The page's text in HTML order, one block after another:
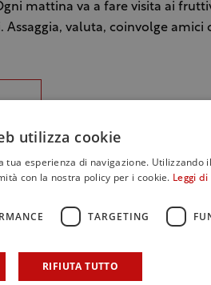
mattina va a fare visita ai
valuta, coinvolge amici
utilizza cookie
esperienza di navigazione. Utilizzando
con la nostra policy per i cookie. Leggi di
TARGETING
RIFIUTA TUTTO